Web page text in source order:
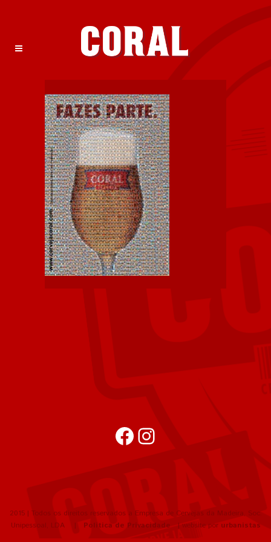
FacebookInstagram
2015 | Todos os direitos reservados a Empresa de Cervejas da Madeira, Soc.
Unipessoal, LDA | Política de Privacidade | website por urbanistas